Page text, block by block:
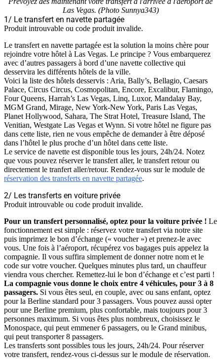
Las Vegas. (Photo Sunnya343)
1/ Le transfert en navette partagée
Produit introuvable ou code produit invalide.
Le transfert en navette partagée est la solution la moins chère pour
rejoindre votre hôtel à Las Vegas. Le principe ? Vous embarquerez
avec d’autres passagers à bord d’une navette collective qui
desservira les différents hôtels de la ville.
Voici la liste des hôtels desservis : Aria, Bally’s, Bellagio, Caesars
Palace, Circus Circus, Cosmopolitan, Encore, Excalibur, Flamingo,
Four Queens, Harrah’s Las Vegas, Linq, Luxor, Mandalay Bay,
MGM Grand, Mirage, New York-New York, Paris Las Vegas,
Planet Hollywood, Sahara, The Strat Hotel, Treasure Island, The
Venitian, Westgate Las Vegas et Wynn. Si votre hôtel ne figure pas
dans cette liste, rien ne vous empêche de demander à être déposé
dans l’hôtel le plus proche d’un hôtel dans cette liste.
Le service de navette est disponible tous les jours, 24h/24. Notez
que vous pouvez réserver le transfert aller, le transfert retour ou
directement le tranfert aller/retour. Rendez-vous sur le module de
réservation des transferts en navette partagée.
2/ Les transferts en voiture privée
Produit introuvable ou code produit invalide.
Pour un transfert personnalisé, optez pour la voiture privée ! Le
fonctionnement est simple : réservez votre transfert via notre site
puis imprimez le bon d’échange (« voucher ») et prenez-le avec
vous. Une fois à l’aéroport, récupérez vos bagages puis appelez la
compagnie. Il vous suffira simplement de donner notre nom et le
code sur votre voucher. Quelques minutes plus tard, un chauffeur
viendra vous chercher. Remettez-lui le bon d’échange et c’est parti !
La compagnie vous donne le choix entre 4 véhicules, pour 3 à 8
passagers. Si vous êtes seul, en couple, avec ou sans enfant, optez
pour la Berline standard pour 3 passagers. Vous pouvez aussi opter
pour une Berline premium, plus confortable, mais toujours pour 3
personnes maximum. Si vous êtes plus nombreux, choisissez le
Monospace, qui peut emmener 6 passagers, ou le Grand minibus,
qui peut transporter 8 passagers.
Les transferts sont possibles tous les jours, 24h/24. Pour réserver
votre transfert, rendez-vous ci-dessus sur le module de réservation.